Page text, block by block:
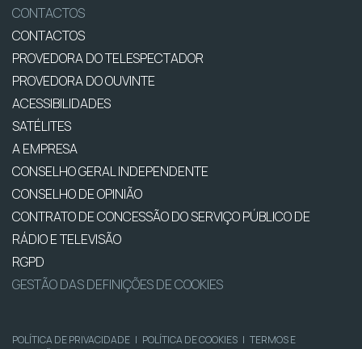
CONTACTOS
CONTACTOS
PROVEDORA DO TELESPECTADOR
PROVEDORA DO OUVINTE
ACESSIBILIDADES
SATÉLITES
A EMPRESA
CONSELHO GERAL INDEPENDENTE
CONSELHO DE OPINIÃO
CONTRATO DE CONCESSÃO DO SERVIÇO PÚBLICO DE
RÁDIO E TELEVISÃO
RGPD
GESTÃO DAS DEFINIÇÕES DE COOKIES
POLÍTICA DE PRIVACIDADE | POLÍTICA DE COOKIES | TERMOS E